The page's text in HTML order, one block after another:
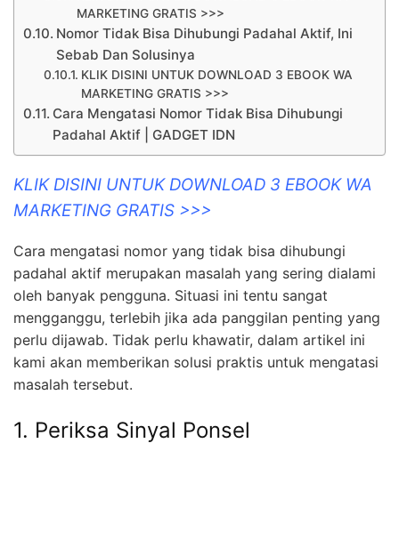
MARKETING GRATIS >>>
Nomor Tidak Bisa Dihubungi Padahal Aktif, Ini
Sebab Dan Solusinya
KLIK DISINI UNTUK DOWNLOAD 3 EBOOK WA
MARKETING GRATIS >>>
Cara Mengatasi Nomor Tidak Bisa Dihubungi
Padahal Aktif | GADGET IDN
KLIK DISINI UNTUK DOWNLOAD 3 EBOOK WA
MARKETING GRATIS >>>
Cara mengatasi nomor yang tidak bisa dihubungi
padahal aktif merupakan masalah yang sering dialami
oleh banyak pengguna. Situasi ini tentu sangat
mengganggu, terlebih jika ada panggilan penting yang
perlu dijawab. Tidak perlu khawatir, dalam artikel ini
kami akan memberikan solusi praktis untuk mengatasi
masalah tersebut.
1. Periksa Sinyal Ponsel